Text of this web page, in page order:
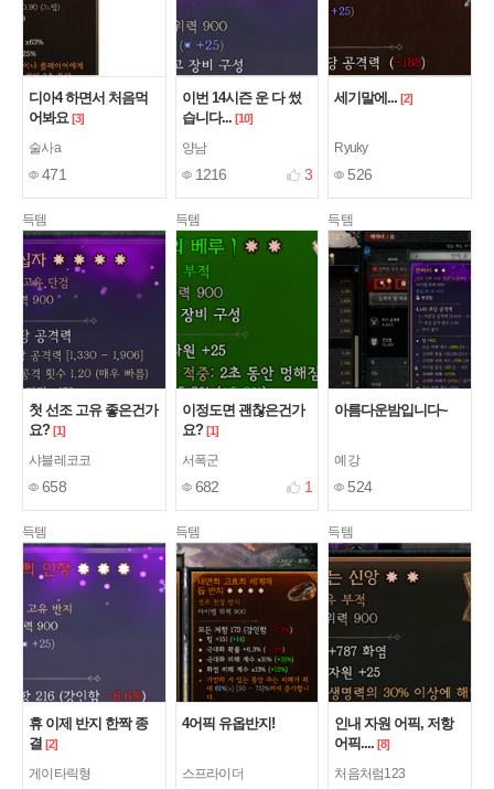
디아4 하면서 처음먹
어봐요 [3]
술사a
471
이번 14시즌 운 다 썼
습니다... [10]
양남
1216 3
세기말에... [2]
Ryuky
526
득템
첫 선조 고유 좋은건가
요? [1]
샤블레코코
658
득템
이정도면 괜찮은건가
요? [1]
서폭군
682 1
득템
아름다운밤입니다~
예강
524
득템
휴 이제 반지 한짝 종
결 [2]
게이타릭형
득템
4어픽 유옵반지!
스프라이더
득템
인내 자원 어픽, 저항
어픽.... [8]
처음처럼123